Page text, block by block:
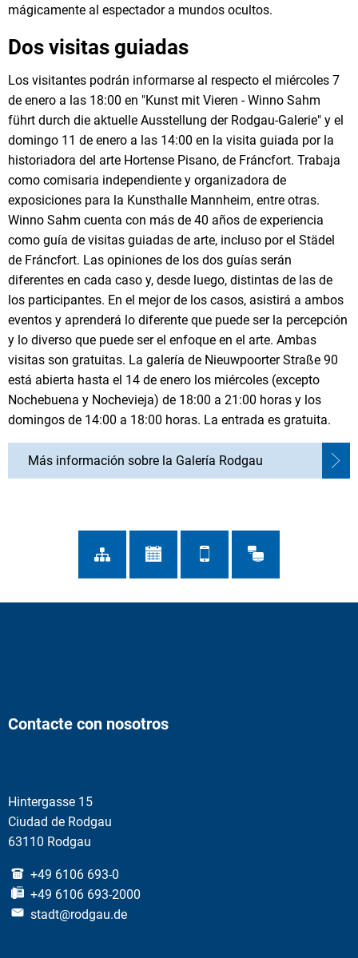
mágicamente al espectador a mundos ocultos.
Dos visitas guiadas
Los visitantes podrán informarse al respecto el miércoles 7
de enero a las 18:00 en "Kunst mit Vieren - Winno Sahm
führt durch die aktuelle Ausstellung der Rodgau-Galerie" y el
domingo 11 de enero a las 14:00 en la visita guiada por la
historiadora del arte Hortense Pisano, de Fráncfort. Trabaja
como comisaria independiente y organizadora de
exposiciones para la Kunsthalle Mannheim, entre otras.
Winno Sahm cuenta con más de 40 años de experiencia
como guía de visitas guiadas de arte, incluso por el Städel
de Fráncfort. Las opiniones de los dos guías serán
diferentes en cada caso y, desde luego, distintas de las de
los participantes. En el mejor de los casos, asistirá a ambos
eventos y aprenderá lo diferente que puede ser la percepción
y lo diverso que puede ser el enfoque en el arte. Ambas
visitas son gratuitas. La galería de Nieuwpoorter Straße 90
está abierta hasta el 14 de enero los miércoles (excepto
Nochebuena y Nochevieja) de 18:00 a 21:00 horas y los
domingos de 14:00 a 18:00 horas. La entrada es gratuita.
Más información sobre la Galería Rodgau
Contacte con nosotros
Hintergasse 15
Ciudad de Rodgau
63110 Rodgau
+49 6106 693-0
+49 6106 693-2000
stadt@rodgau.de